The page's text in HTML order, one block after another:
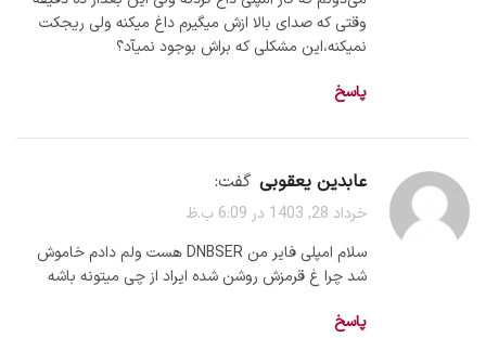
وقتی که صدای بالا ازش میگیرم داغ میکنه ولی ریجکت
نمیکنه،این مشکلی که براش بوجود نمیآد؟
پاسخ
عابدین یعقوبی گفت:
خرداد 28, 1403 در 6:09 ب.ظ
سلام امپلی فایر من DNBSER هست ولم دادم خاموش
شد چرا غ قرمزش روشن شده ایراد از چی میتونه باشه
پاسخ